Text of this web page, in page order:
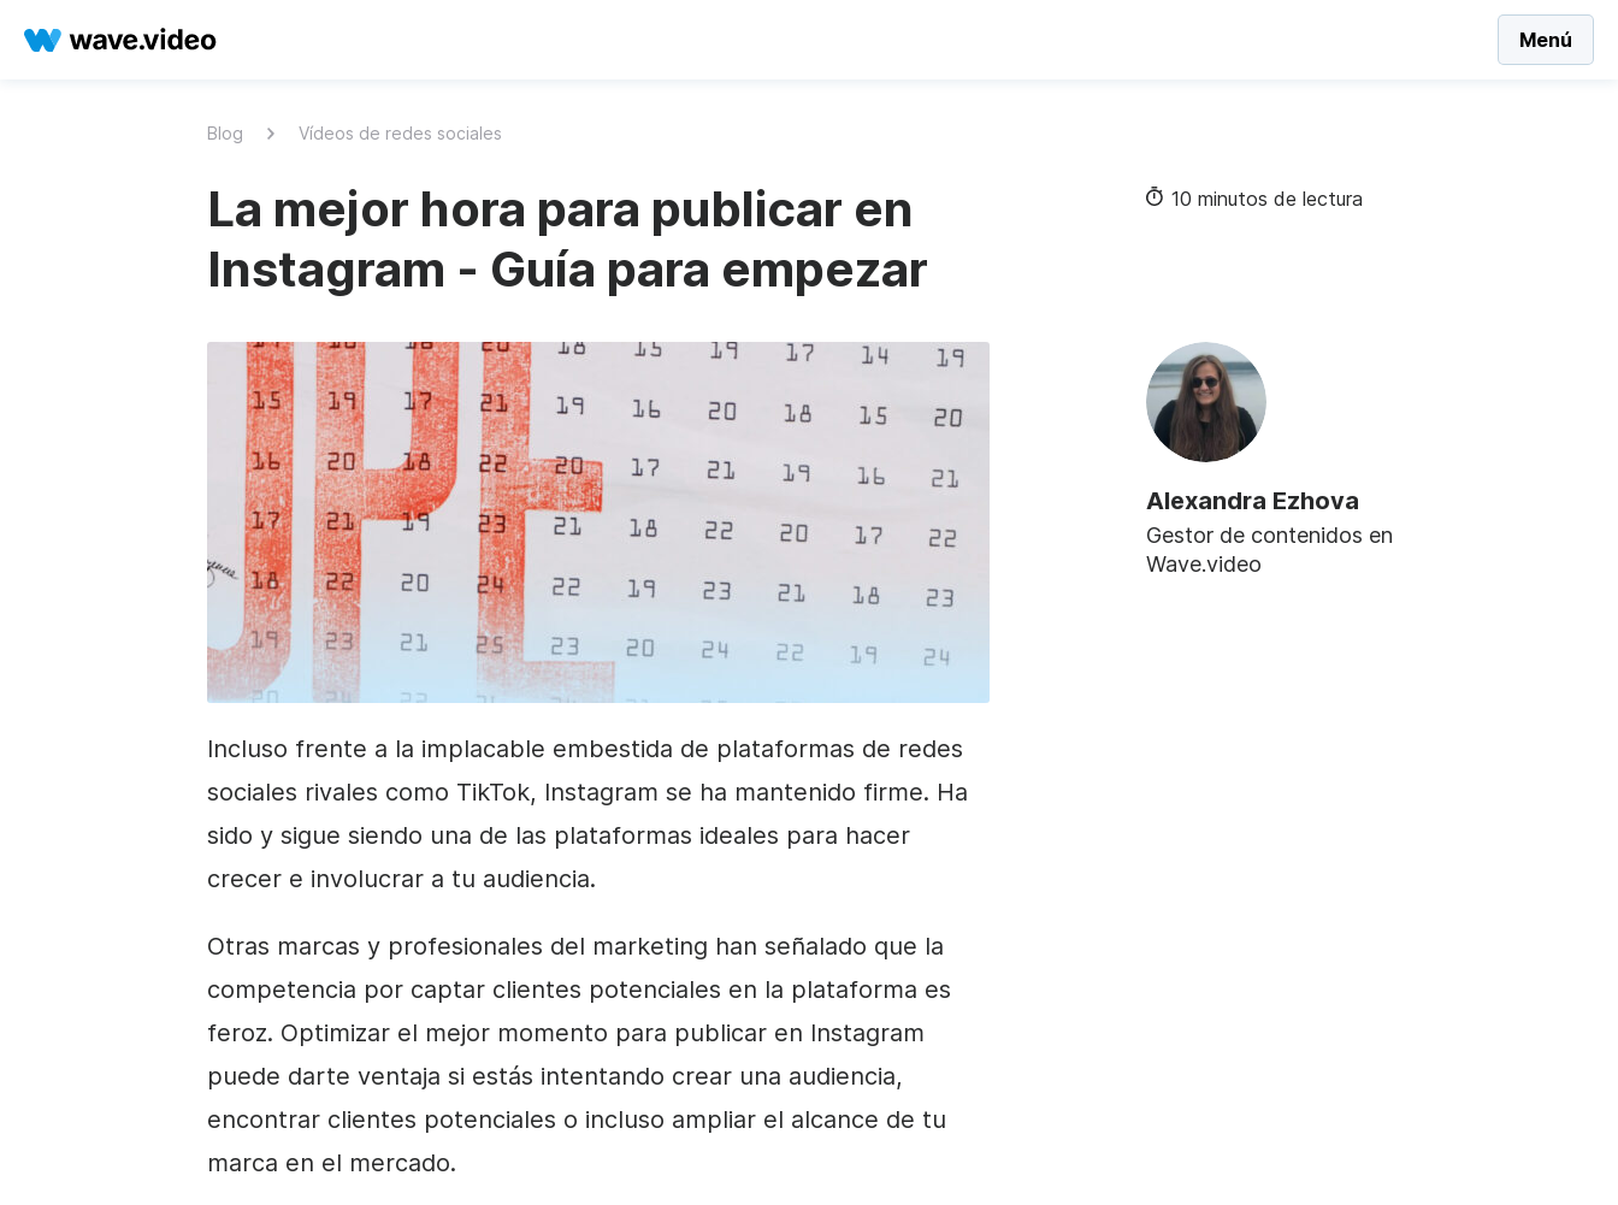
Menú
Blog Vídeos de redes sociales
La mejor hora para publicar en
Instagram - Guía para empezar
10 minutos de lectura
Alexandra Ezhova
Gestor de contenidos en
Wave.video
Incluso frente a la implacable embestida de plataformas de redes
sociales rivales como TikTok, Instagram se ha mantenido firme. Ha
sido y sigue siendo una de las plataformas ideales para hacer
crecer e involucrar a tu audiencia.
Otras marcas y profesionales del marketing han señalado que la
competencia por captar clientes potenciales en la plataforma es
feroz. Optimizar el mejor momento para publicar en Instagram
puede darte ventaja si estás intentando crear una audiencia,
encontrar clientes potenciales o incluso ampliar el alcance de tu
marca en el mercado.